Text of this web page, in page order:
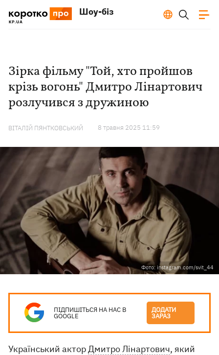
Шоу-біз
Зірка фільму "Той, хто пройшов
крізь вогонь" Дмитро Лінартович
розлучився з дружиною
ВІТАЛІЙ ПЯНТКОВСЬКИЙ 8 травня 2025 11:59
Фото: instagram.com/svit_44
ПІДПИШІТЬСЯ НА НАС В
GOOGLE
ДОДАТИ
ЗАРАЗ
Український акторДмитро Лінартович, який